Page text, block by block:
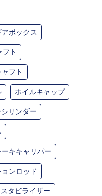
ボックス
フト
フト
ホイルキャップ
リンダー
ーキキャリパー
ンロッド
スタビライザー